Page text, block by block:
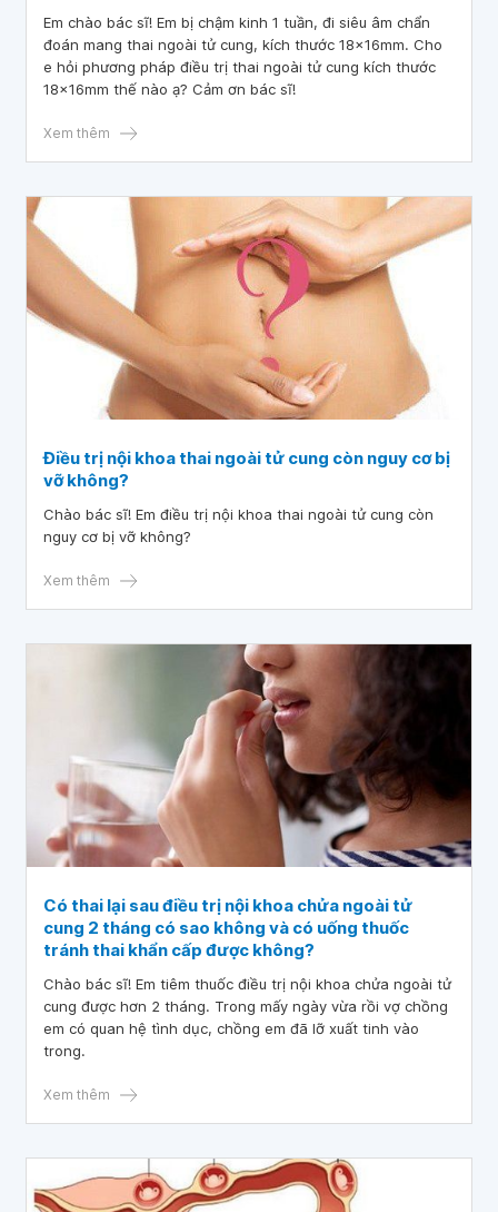
Em chào bác sĩ! Em bị chậm kinh 1 tuần, đi siêu âm chẩn
đoán mang thai ngoài tử cung, kích thước 18x16mm. Cho
e hỏi phương pháp điều trị thai ngoài tử cung kích thước
18x16mm thế nào ạ? Cảm ơn bác sĩ!
Xem thêm
Điều trị nội khoa thai ngoài tử cung còn nguy cơ bị
vỡ không?
Chào bác sĩ! Em điều trị nội khoa thai ngoài tử cung còn
nguy cơ bị vỡ không?
Xem thêm
Có thai lại sau điều trị nội khoa chửa ngoài tử
cung 2 tháng có sao không và có uống thuốc
tránh thai khẩn cấp được không?
Chào bác sĩ! Em tiêm thuốc điều trị nội khoa chửa ngoài tử
cung được hơn 2 tháng. Trong mấy ngày vừa rồi vợ chồng
em có quan hệ tình dục, chồng em đã lỡ xuất tinh vào
trong.
Xem thêm